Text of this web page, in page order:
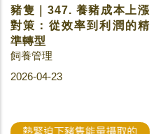
豬隻｜347. 養豬成本上漲
對策：從效率到利潤的精
準轉型
飼養管理
2026-04-23